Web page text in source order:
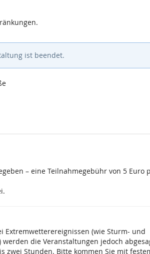
ist beendet.
– eine Teilnahmegebühr von 5 Euro
Extremwetterereignissen (wie Sturm- und
die Veranstaltungen jedoch
zwei Stunden. Bitte kommen Sie mit